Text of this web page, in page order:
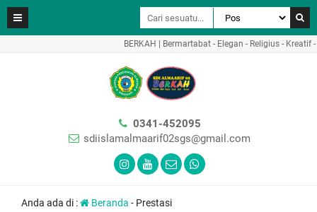
BERKAH | Bermartabat - Elegan - Religius - Kreatif
0341-452095
sdiislamalmaarif02sgs@gmail.com
Anda ada di : Beranda - Prestasi